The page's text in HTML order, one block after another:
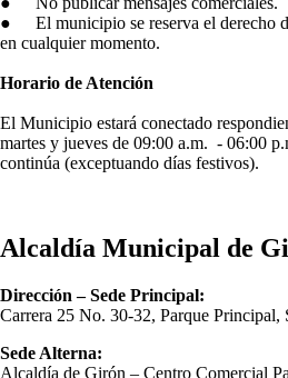
●
El municipio se reserva el derecho
en cualquier momento.​
Horario de Atención
El Municipio estará conectado
martes y jueves de 09:00 a.m. - 06:00
continúa (exceptuando días festivos).
Alcaldía Municipal de
Dirección – Sede Principal:
Carrera 25 No. 30-32, Parque Principal,
Sede Alterna:
Alcaldía de Girón – Centro Comercial